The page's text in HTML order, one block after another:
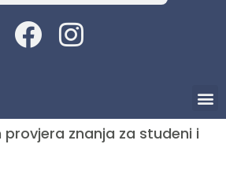
provjera znanja za studeni i